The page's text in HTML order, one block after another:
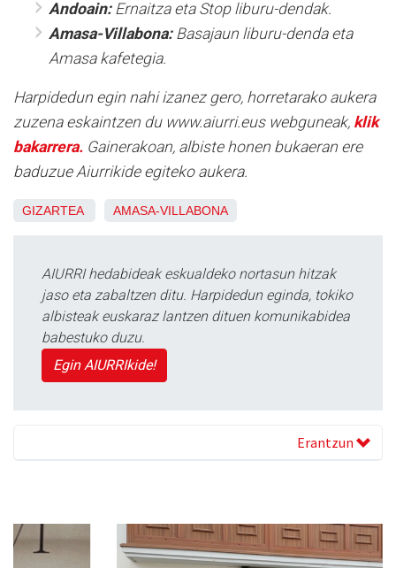
Andoain: Ernaitza eta Stop liburu-dendak.
Amasa-Villabona:Basajaun liburu-denda eta
Amasa kafetegia.
Harpidedun egin nahi izanez gero, horretarako aukera
zuzena eskaintzen du www.aiurri.eus webguneak, klik
bakarrera. Gainerakoan, albiste honen bukaeran ere
baduzue Aiurrikide egiteko aukera.
GIZARTEA AMASA-VILLABONA
AIURRI hedabideak eskualdeko nortasun hitzak
jaso eta zabaltzen ditu. Harpidedun eginda, tokiko
albisteak euskaraz lantzen dituen komunikabidea
babestuko duzu.
Egin AIURRIkide!
Erantzun